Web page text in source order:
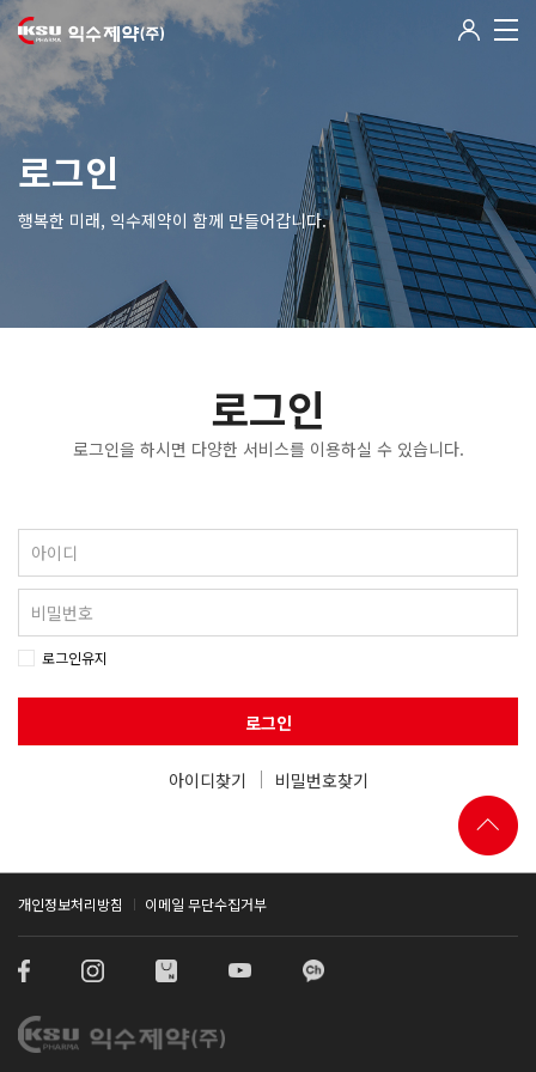
로그인
행복한 미래, 익수제약이 함께 만들어갑니다.
로그인
로그인을 하시면 다양한 서비스를 이용하실 수 있습니다.
로그인유지
로그인
아이디찾기 비밀번호찾기
개인정보처리방침 이메일 무단수집거부